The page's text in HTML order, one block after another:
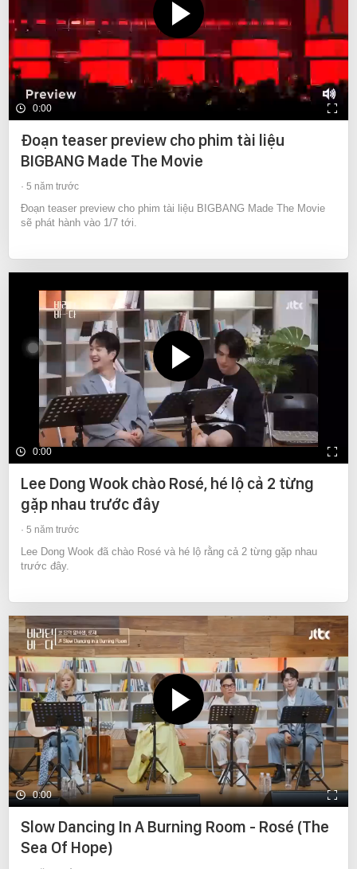
0:00
Đoạn teaser preview cho phim tài liệu
BIGBANG Made The Movie
5 năm trước
Đoạn teaser preview cho phim tài liệu BIGBANG Made The Movie
sẽ phát hành vào 1/7 tới.
0:00
Lee Dong Wook chào Rosé, hé lộ cả 2 từng
gặp nhau trước đây
5 năm trước
Lee Dong Wook đã chào Rosé và hé lộ rằng cả 2 từng gặp nhau
trước đây.
0:00
Slow Dancing In A Burning Room - Rosé (The
Sea Of Hope)